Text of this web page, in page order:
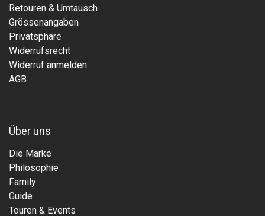
Retouren & Umtausch
Grössenangaben
Privatsphäre
Widerrufsrecht
Widerruf anmelden
AGB
Über uns
Die Marke
Philosophie
Family
Guide
Touren & Events